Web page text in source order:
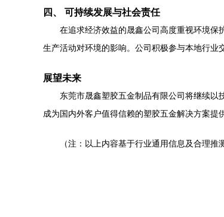
四、 可持续发展与社会责任
在追求经济效益的晟鑫公司高度重视环境保
生产活动对环境的影响。公司积极参与本地行业
展望未来
东莞市晟鑫塑胶五金制品有限公司将继续
成为国内外客户值得信赖的塑胶五金解决方案提
（注：以上内容基于行业通用信息及合理